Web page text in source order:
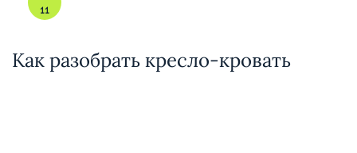
11
Как разобрать кресло-кровать